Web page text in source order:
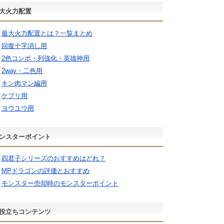
火力配置
最大火力配置とは？一覧まとめ
回復十字消し用
2色コンボ・列強化・英雄神用
2way・二色用
キン肉マン編用
ケプリ用
ヨウユウ用
スターポイント
四君子シリーズのおすすめはどれ？
MPドラゴンの評価とおすすめ
モンスター売却時のモンスターポイント
立ちコンテンツ